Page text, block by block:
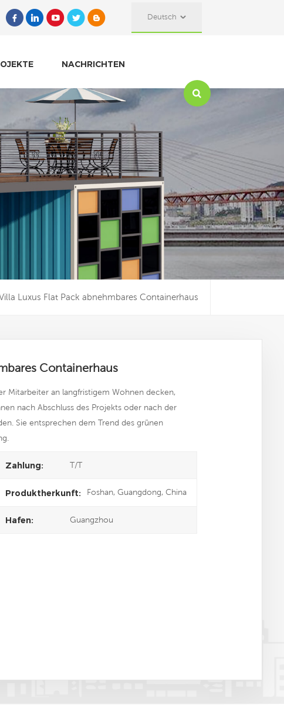
Deutsch
NACHRICHTEN
Luxus Flat Pack abnehmbares Containerhaus
Containerhaus
Mitarbeiter an langfristigem Wohnen decken,
nach Abschluss des Projekts oder nach der
Sie entsprechen dem Trend des grünen
Zahlung: T/T
Produktherkunft: Foshan, Guangdong, China
Hafen: Guangzhou